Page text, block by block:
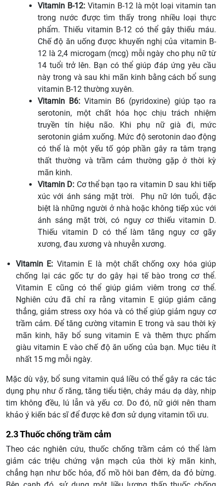
Vitamin B-12:Vitamin B-12 là một loại vitamin tan
trong nước được tìm thấy trong nhiều loại thực
phẩm. Thiếu vitamin B-12 có thể gây thiếu máu.
Chế độ ăn uống được khuyến nghị của vitamin B-
12 là 2,4 microgam (mcg) mỗi ngày cho phụ nữ từ
14 tuổi trở lên. Bạn có thể giúp đáp ứng yêu cầu
này trong và sau khi mãn kinh bằng cách bổ sung
vitamin B-12 thường xuyên.
Vitamin B6: Vitamin B6 (pyridoxine) giúp tạo ra
serotonin, một chất hóa học chịu trách nhiệm
truyền tín hiệu não. Khi phụ nữ già đi, mức
serotonin giảm xuống. Mức độ serotonin dao động
có thể là một yếu tố góp phần gây ra tâm trạng
thất thường và trầm cảm thường gặp ở thời kỳ
mãn kinh.
Vitamin D: Cơ thể bạn tạo ra vitamin D sau khi tiếp
xúc với ánh sáng mặt trời. Phụ nữ lớn tuổi, đặc
biệt là những người ở nhà hoặc không tiếp xúc với
ánh sáng mặt trời, có nguy cơ thiếu vitamin D.
Thiếu vitamin D có thể làm tăng nguy cơ gãy
xương, đau xương và nhuyễn xương.
Vitamin E: Vitamin E là một chất chống oxy hóa giúp
chống lại các gốc tự do gây hại tế bào trong cơ thể.
Vitamin E cũng có thể giúp giảm viêm trong cơ thể.
Nghiên cứu đã chỉ ra rằng vitamin E giúp giảm căng
thẳng, giảm stress oxy hóa và có thể giúp giảm nguy cơ
trầm cảm. Để tăng cường vitamin E trong và sau thời kỳ
mãn kinh, hãy bổ sung vitamin E và thêm thực phẩm
giàu vitamin E vào chế độ ăn uống của bạn. Mục tiêu ít
nhất 15 mg mỗi ngày.
Mặc dù vậy, bổ sung vitamin quá liều có thể gây ra các tác
dụng phụ như ố răng, tăng tiểu tiện, chảy máu dạ dày, nhịp
tim không đều, lú lẫn và yếu cơ. Do đó, nữ giới nên tham
khảo ý kiến bác sĩ để được kê đơn sử dụng vitamin tối ưu.
2.3 Thuốc chống trầm cảm
Theo các nghiên cứu, thuốc chống trầm cảm có thể làm
giảm các triệu chứng vận mạch của thời kỳ mãn kinh,
chẳng hạn như bốc hỏa, đổ mồ hôi ban đêm, da đỏ bừng.